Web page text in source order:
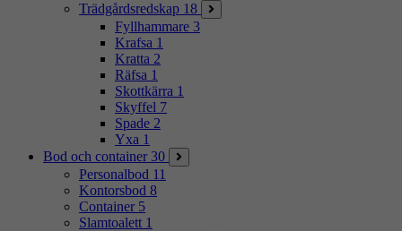
Trädgårdsredskap 18
Fyllhammare 3
Krafsa 1
Kratta 2
Räfsa 1
Skottkärra 1
Skyffel 7
Spade 2
Yxa 1
Bod och container 30
Personalbod 11
Kontorsbod 8
Container 5
Slamtoalett 1